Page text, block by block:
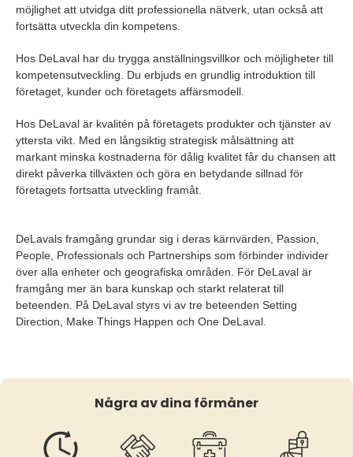
möjlighet att utvidga ditt professionella nätverk, utan också att
fortsätta utveckla din kompetens.
Hos DeLaval har du trygga anställningsvillkor och möjligheter till
kompetensutveckling. Du erbjuds en grundlig introduktion till
företaget, kunder och företagets affärsmodell.
Hos DeLaval är kvalitén på företagets produkter och tjänster av
yttersta vikt. Med en långsiktig strategisk målsättning att
markant minska kostnaderna för dålig kvalitet får du chansen att
direkt påverka tillväxten och göra en betydande sillnad för
företagets fortsatta utveckling framåt.
DeLavals framgång grundar sig i deras kärnvärden, Passion,
People, Professionals och Partnerships som förbinder individer
över alla enheter och geografiska områden. För DeLaval är
framgång mer än bara kunskap och starkt relaterat till
beteenden. På DeLaval styrs vi av tre beteenden Setting
Direction, Make Things Happen och One DeLaval.
Några av dina förmåner